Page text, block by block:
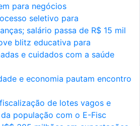
para negócios
seletivo para
salário passa de R$ 15 mil
blitz educativa para
e cuidados com a saúde
e economia pautam encontro
de lotes vagos e
população com o E-Fisc